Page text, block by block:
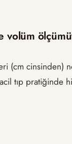
volüm
(cm
tıp pratiğinde